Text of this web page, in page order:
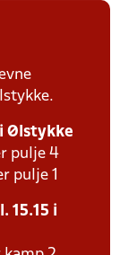
i Ølstykke
pulje 4
pulje 1
15.15 i